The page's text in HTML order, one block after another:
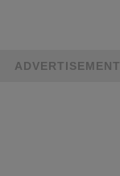
ADVERTISEMENT